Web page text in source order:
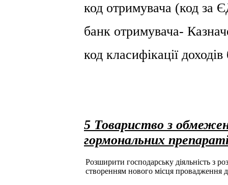
код отримувача (код
банк отримувача-
код класифікації
5 Товариство з
гормональних
Розширити господарську діяльність з
створенням нового місця провадження